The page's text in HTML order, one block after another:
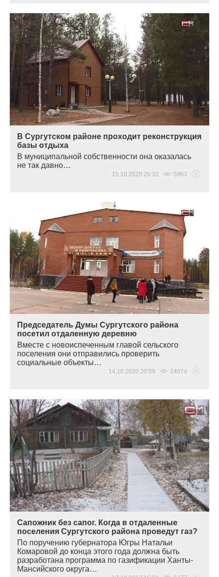
В Сургутском районе проходит реконструкция
базы отдыха
В муниципальной собственности она оказалась
не так давно…
15.10.2020 20:32 5963
Председатель Думы Сургутского района
посетил отдаленную деревню
Вместе с новоиспеченным главой сельского
поселения они отправились проверить
социальные объекты…
14.10.2020 20:59 24074
Сапожник без сапог. Когда в отдаленные
поселения Сургутского района проведут газ?
По поручению губернатора Югры Натальи
Комаровой до конца этого года должна быть
разработана программа по газификации Ханты-
Мансийского округа…